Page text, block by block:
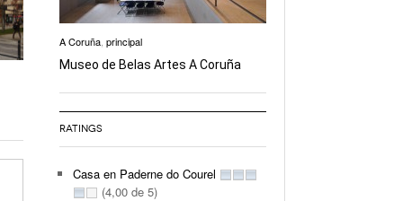
A Coruña principal
Museo de Belas Artes A Coruña
RATINGS
Casa en Paderne do Courel
(4,00 de 5)